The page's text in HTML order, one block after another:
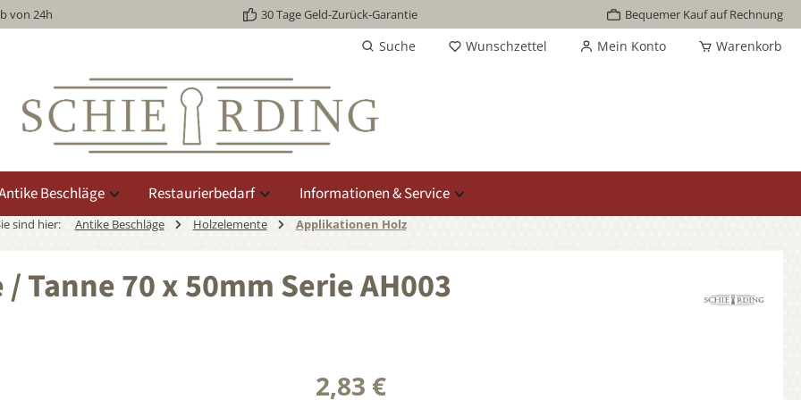
von 24h 30 Tage Geld-Zurück-Garantie Bequemer Kauf auf Rechnung
Suche Wunschzettel Mein Konto Warenkorb
Beschläge Restaurierbedarf Informationen & Service
sind hier: Antike Beschläge Holzelemente Applikationen Holz
Tanne 70 x 50mm Serie AH003
2,83 €